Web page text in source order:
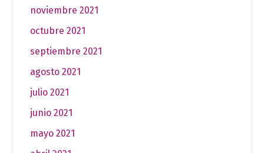
noviembre 2021
octubre 2021
septiembre 2021
agosto 2021
julio 2021
junio 2021
mayo 2021